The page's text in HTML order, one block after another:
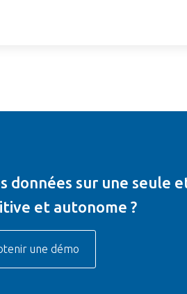
données sur une seule
et autonome ?
une démo